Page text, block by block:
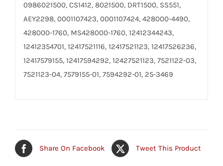
0986021500, CS1412, 8021500, DRT1500, SS551,
AEY2298, 0001107423, 0001107424, 428000-4490,
428000-1760, MS428000-1760, 12412344243,
12412354701, 12417521116, 12417521123, 12417526236,
12417579155, 12417594292, 12427521123, 7521122-03,
7521123-04, 7579155-01, 7594292-01, 25-3469
Share On Facebook Tweet This Product